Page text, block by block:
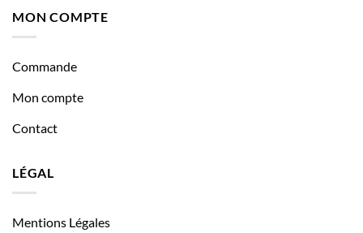
MON COMPTE
Commande
Mon compte
Contact
LÉGAL
Mentions Légales